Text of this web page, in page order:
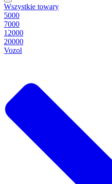
Wszystkie towary
5000
7000
12000
20000
Vozol